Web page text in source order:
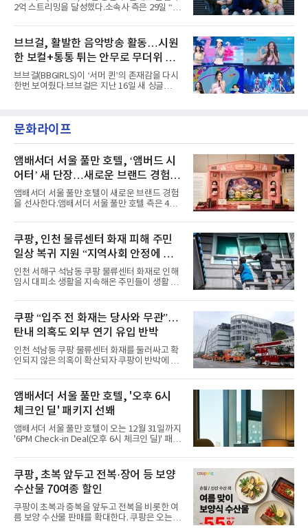
고도 매혹적인 비주얼을 완성했다.스타일링 역
엣을 거침없이 결합했다. 멤버들은 각기 다른 개
성을 살린 스타일링을 선
2억 스트리밍을 달성했다.소속사 측은 29일 “코
벌 오디오·음원 스트리밍 플랫폼 스포티파이에
서 27일 자로 누적 재생 수 2억 회를 돌파했
다”고 밝혔다.곡이 발표된 지 약 10개월 만이다.
팀의 첫 번째 2억 스트리밍 곡은 동일 음반에 수
록된 ‘GO!’다. 이 노래는 공개 약 9개월 만인 지
난달 26일 자에 2억 고지를 밟았다. 이는 최근 5
년 내 데뷔한 보이그룹의 곡 중 최단기 2억 달성
했다. “내 티, 5 bucks 바지는, 만원” 등 멤버들
의 라이프 스타일
브브걸, 활발한 음악방송 활동…시원
한 보컬+통통 튀는 안무로 무더위 사
냥
브브걸(BBGIRLS)이 ‘서머 퀸’의 존재감을 다시
한번 보여줬다.브브걸은 지난 16일 새 싱글
MBC '쇼! 음악중심', SBS '인기가요' 등 주요 음
악방송 무대에 올라 화려한 퍼포먼스를 펼쳤다.
력을 앞세워 매 무대 색다른 볼거리를 선사했다.
특히 화사한 파스텔 톤의 비치웨어부터 청량한
마린룩, 햇살 아래 반짝이는 물결을 연상시키는
스커트, 강렬한 붉은 계열의 스타일링까지 각기
다른 매력을 선보였다. 브브걸은 다채로운 여름
패션을 완벽하게 소화하며 보
문화라이프
앰배서더 서울 풀만 호텔, ‘앰버드 시
어터’ 새 단장…새로운 브랜드 경험 선
사
앰배서더 서울 풀만 호텔이 새로운 브랜드 경험
을 선사한다.앰배서더 서울 풀만 호텔 측은 4일
이야기를 담은 인형 극장 콘셉트의 공간 ‘앰버드
시어터(Ambird Theater)’를 새롭게 선보인
다”고 밝혔다.앰배서더 서울 풀만 호텔은 로비
한편에 마련된 앰버드 존을 통해 앰버드의 세계
관을 소개해왔다. 앰버드 존은 앰버드가 우주여
행 중 수집한 다양한 굿즈를 전시한 '앰버드 플래
닛(Ambird Planet)과 계절별 플라워 연출로 사
라 극장을 모티브로 한 데코레이션으로 구성됐
다. 무대 공간 및 티켓 박스
쿠팡, 인천 물류센터 화재 피해 주민
일상 복귀 지원 “지역사회 안정에 총
력”
인천 서해구 석남동 쿠팡 물류센터 화재로 인해
임시 대피소 생활을 지속해온 주민들이 생활 터
필먼트서비스(CFS)가 지난 28일부터 화재 피해
주민을 대상으로 전문 출장 청소서비스 지원에
나섬으로써 본격적인 지역사회 복구 작업이 시
작된 것이다.대피소 주민 중심 청소 접수, 첫날
부터 2가구 지원 완료CFS는 신현초등학교, 신
현북초등학교, 신현여자중학교 등 인천 서해구
관내 임시 대피소 3곳에서 체류해온 화재 피해
민들의 호응 속에 CFS는 즉시 행동에 나섰다. 지
난 28일 오후 전문 청소업체와
쿠팡 “입주 전 화재는 당사와 무관”…
탄내 의혹도 외부 연기 유입 반박
인천 석남동 쿠팡 물류센터 화재를 둘러싸고 확
인되지 않은 의혹이 확산되자 쿠팡이 반박에 나
에 대해서는 외부 화재 연기 유입이라고 설명했
고, 2023년 같은 물류센터에서 발생한 화재에
대해서도 쿠팡 입주 전 공사 과정에서 벌어진 일
이라며 선을 그었다.쿠팡은 21일 인천 물류센터
내부에서 불이 타는 냄새가 났다는 의혹과 관련
해 “사실무근”이라는 입장을 밝혔다.회사 측은
“인근에서 지난 15일 다른 회사에서 발생한 대
것으로 확인됐다”고 설명했다.이어 “정확한 화
재 원인은 추후 조사될
앰배서더 서울 풀만 호텔, '오후 6시
체크인 딜' 패키지 선봬
앰배서더 서울 풀만 호텔이 오는 12월 31일까지
'6PM Check-in Deal(오후 6시 체크인 딜)' 패키
으로 여유로운 저녁 시간부터 호텔 스테이를 시
작할 수 있도록 준비됐다.앰배서더 서울 풀만 호
텔 측은 “퇴근 후 또는 주말 도심 속에서 짧지만
온전한 휴식을 원하는 고객들에게 특별한 경험
을 제공한다”고 밝혔다.패키지는 디럭스와 이그
제큐티브 두 가지 타입으로 구성된다. 디럭스 패
키지는 객실 1박(룸 온리)으로 심플한 호캉스를
쿠팡, 초복 앞두고 전복·장어 등 보양
수산물 70여종 할인
쿠팡이 초복과 중복을 앞두고 전복을 비롯한 여
름 보양 수산물 판매를 확대한다. 쿠팡은 오는